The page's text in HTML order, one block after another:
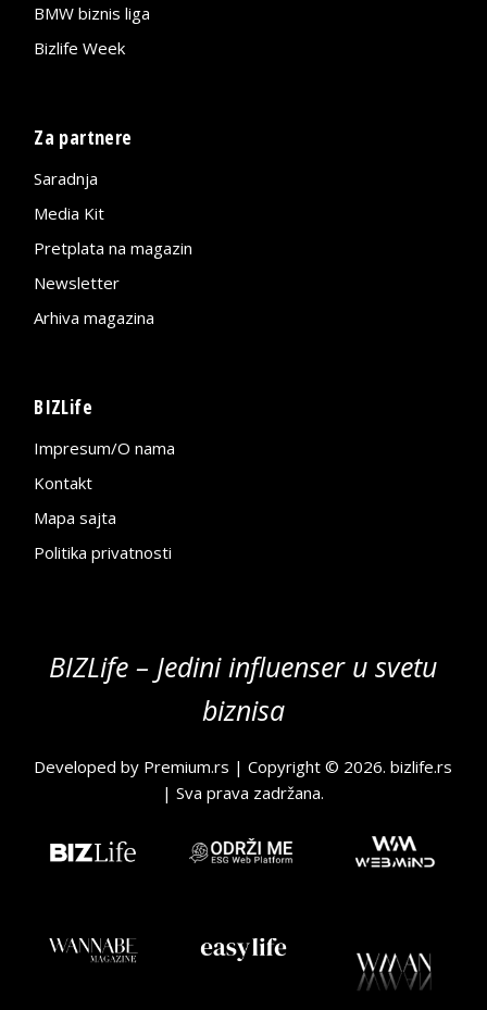
BMW biznis liga
Bizlife Week
Za partnere
Saradnja
Media Kit
Pretplata na magazin
Newsletter
Arhiva magazina
BIZLife
Impresum/O nama
Kontakt
Mapa sajta
Politika privatnosti
BIZLife – Jedini influenser u svetu
biznisa
Developed by Premium.rs | Copyright © 2026.bizlife.rs
| Sva prava zadržana.